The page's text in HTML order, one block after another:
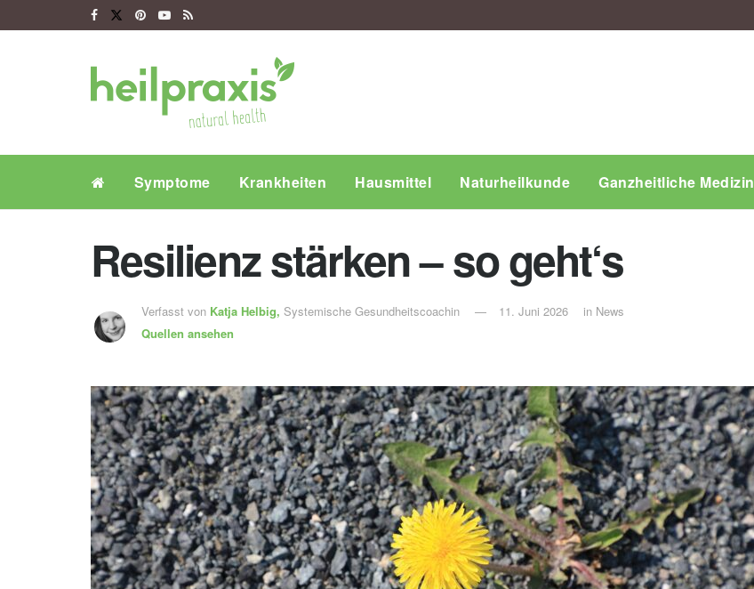
Symptome Krankheiten Hausmittel Naturheilkunde Ganzheitliche Medizin
Resilienz stärken – so geht‘s
Verfasst von Katja Helbig, Systemische Gesundheitscoachin
Quellen ansehen
11. Juni 2026 in News